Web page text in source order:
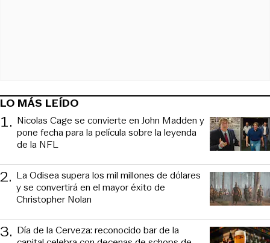
LO MÁS LEÍDO
1. Nicolas Cage se convierte en John Madden y
pone fecha para la película sobre la leyenda
de la NFL
2. La Odisea supera los mil millones de dólares
y se convertirá en el mayor éxito de
Christopher Nolan
3. Día de la Cerveza: reconocido bar de la